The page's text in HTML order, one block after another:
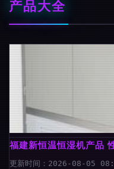
产品大全
福建新恒温恒湿机产品
更新时间：2026-08-05